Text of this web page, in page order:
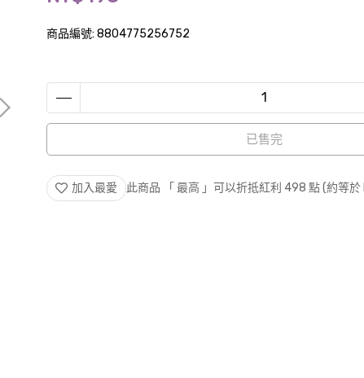
商品編號: 8804775256752
已售完
加入最愛 此商品 「 最高 」可以折抵紅利 498 點 (約等於